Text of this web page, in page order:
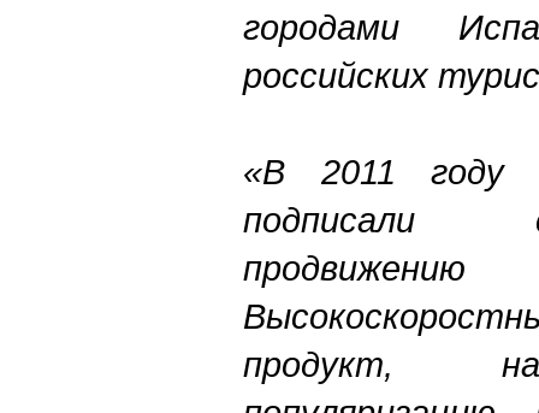
городами
российских
«В 2011 году
подписали
продвижению
продукт,